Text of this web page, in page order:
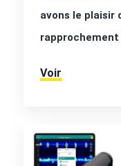
avons le plaisir
rapprochement
Voir